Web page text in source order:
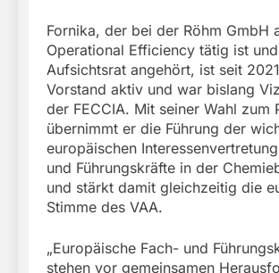
Fornika, der bei der Röhm GmbH
Operational Efficiency tätig ist
Aufsichtsrat angehört, ist seit
Vorstand aktiv und war bislang
der FECCIA. Mit seiner Wahl zum
übernimmt er die Führung der
europäischen
und Führungskräfte in der
und stärkt damit gleichzeitig die
Stimme des VAA.
„Europäische Fach- und
stehen vor gemeinsamen